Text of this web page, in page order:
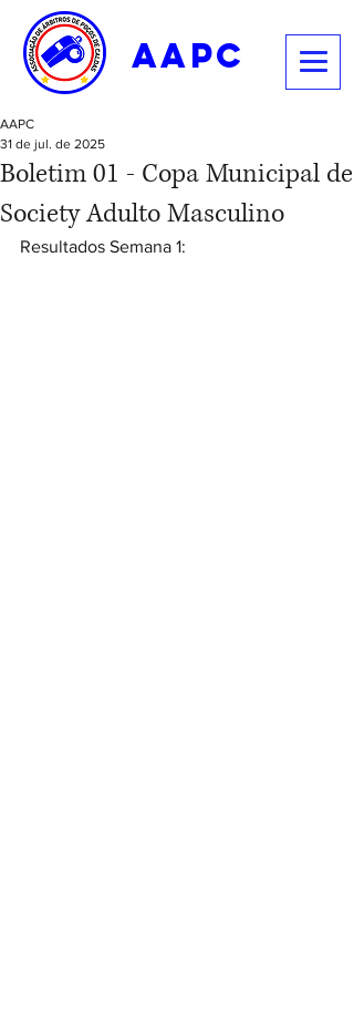
aapc
Boletim 01 - Copa Municipal de
Society Adulto Masculino
AAPC
31 de jul. de 2025
Resultados Semana 1: